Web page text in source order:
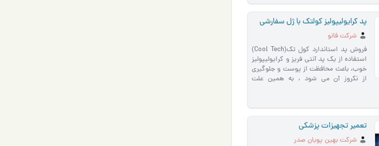
پد کرایولیپولیز کولتک با ژل سفارشی
شرکت فانو
فروش‌ پد استاندارد کول تک(Cool Tech)
استفاده از یک پد آنتی فریز و کرایولیپولیز
خوب، باعث محافظت از پوست و جلوگیری
از نکروز آن می شود ، به همین علت
تعمیر تجهیزات پزشکی
شرکت بهین پویان صدر